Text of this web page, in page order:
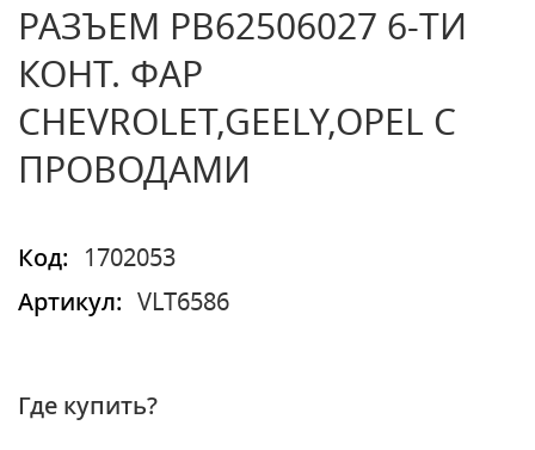
РАЗЪЕМ PB62506027 6-ТИ
КОНТ. ФАР
CHEVROLET,GEELY,OPEL С
ПРОВОДАМИ
Код:
1702053
Артикул:
VLT6586
Где купить?